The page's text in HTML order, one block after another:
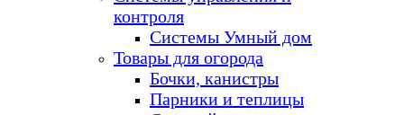
контроля
Системы Умный дом
Товары для огорода
Бочки, канистры
Парники и теплицы